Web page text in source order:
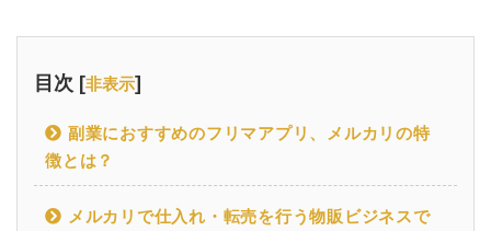
目次 [非表示]
副業におすすめのフリマアプリ、メルカリの特
徴とは？
メルカリで仕入れ・転売を行う物販ビジネスで